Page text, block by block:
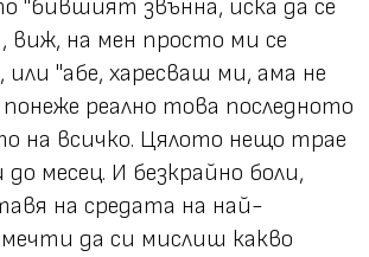
"бившият звънна, иска да се
виж, на мен просто ми се
, или "абе, харесваш ми, ама не
понеже реално това последното
на всичко. Цялото нещо трае
месец. И безкрайно боли,
на средата на най-
да си мислиш какво